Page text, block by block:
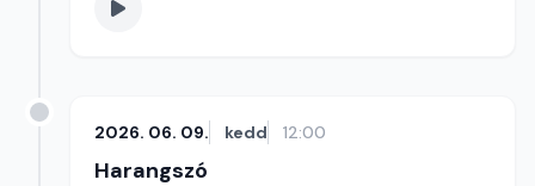
2026. 06. 09. kedd 12:00
Harangszó